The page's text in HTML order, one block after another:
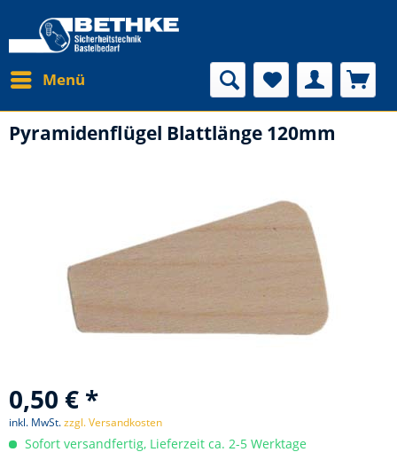
Menü
Pyramidenflügel Blattlänge 120mm
0,50 € *
inkl. MwSt.zzgl. Versandkosten
Sofort versandfertig, Lieferzeit ca. 2-5 Werktage